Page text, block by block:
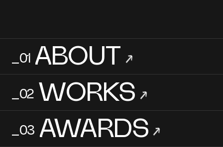
_01 ABOUT →
_02 WORKS→
_03 AWARDS→